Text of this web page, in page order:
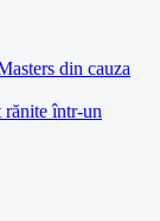
din cauza
rănite într-un